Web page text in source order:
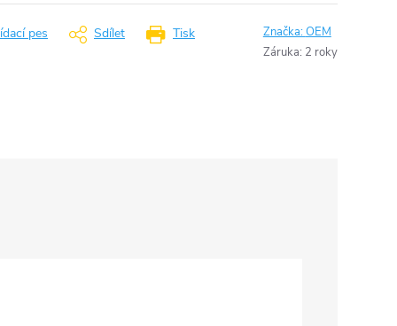
Tisk
pes Sdílet Značka:OEM
Záruka: 2 roky